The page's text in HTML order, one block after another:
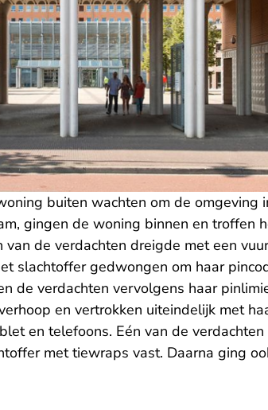
buiten wachten om de omgeving
gingen de woning binnen en troffen
van de verdachten dreigde met een
slachtoffer gedwongen om haar
de verdachten vervolgens haar
en vertrokken uiteindelijk met
en telefoons. Eén van de
met tiewraps vast. Daarna ging